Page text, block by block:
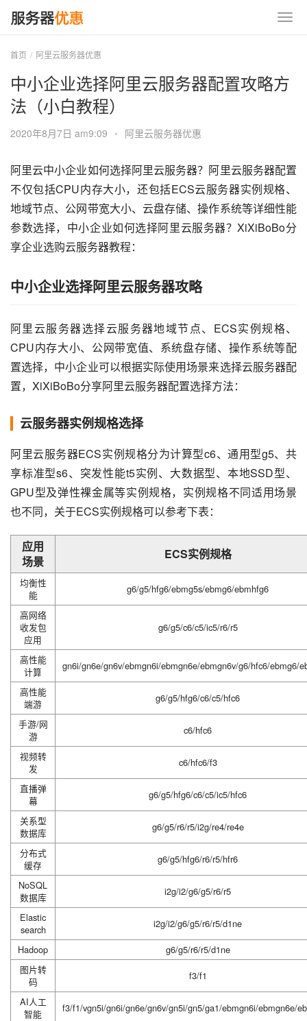
首页 阿里云服务器优惠
中小企业选择阿里云服务器配置攻略方
法（小白教程）
2020年8月7日 am9:09 • 阿里云服务器优惠
阿里云中小企业如何选择阿里云服务器？阿里云服务器配置
不仅包括CPU内存大小，还包括ECS云服务器实例规格、
地域节点、公网带宽大小、云盘存储、操作系统等详细性能
参数选择，中小企业如何选择阿里云服务器？XiXiBoBo分
享企业选购云服务器教程：
中小企业选择阿里云服务器攻略
阿里云服务器选择云服务器地域节点、ECS实例规格、
CPU内存大小、公网带宽值、系统盘存储、操作系统等配
置选择，中小企业可以根据实际使用场景来选择云服务器配
置，XiXiBoBo分享阿里云服务器配置选择方法：
云服务器实例规格选择
阿里云服务器ECS实例规格分为计算型c6、通用型g5、共
享标准型s6、突发性能t5实例、大数据型、本地SSD型、
GPU型及弹性裸金属等实例规格，实例规格不同适用场景
也不同，关于ECS实例规格可以参考下表：
应用
场景
ECS实例规格
均衡性
能
g6/g5/hfg6/ebmg5s/ebmg6/ebmhfg6
高网络
收发包
应用
g6/g5/c6/c5/ic5/r6/r5
高性能
计算
gn6i/gn6e/gn6v/ebmgn6i/ebmgn6e/ebmgn6v/g6/hfc6/ebmg6/
高性能
端游
g6/g5/hfg6/c6/c5/hfc6
手游/网
游
c6/hfc6
视频转
发
c6/hfc6/f3
直播弹
幕
g6/g5/hfg6/c6/c5/ic5/hfc6
关系型
数据库
g6/g5/r6/r5/i2g/re4/re4e
分布式
缓存
g6/g5/hfg6/r6/r5/hfr6
NoSQL
数据库
i2g/i2/g6/g5/r6/r5
Elastic
search
i2g/i2/g6/g5/r6/r5/d1ne
Hadoop
g6/g5/r6/r5/d1ne
图片转
码
f3/f1
AI人工
智能
f3/f1/vgn5i/gn6i/gn6e/gn6v/gn5i/gn5/ga1/ebmgn6i/ebmgn6e/